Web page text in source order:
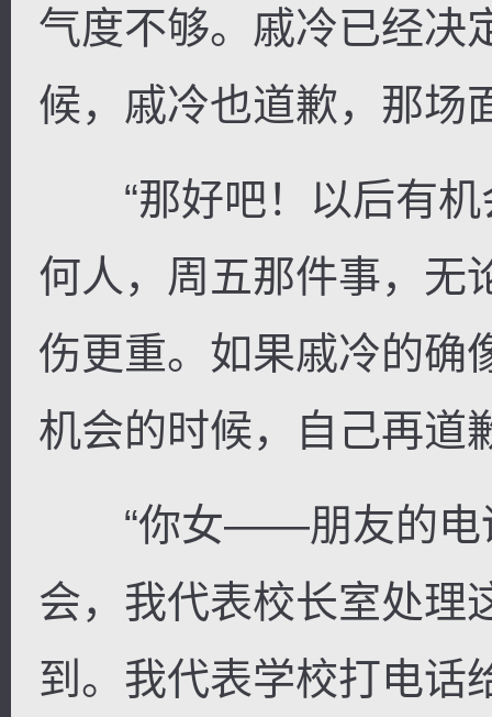
气度不够。戚冷已经决
候，戚冷也道歉，那场
“那好吧！以后有机
何人，周五那件事，无
伤更重。如果戚冷的确
机会的时候，自己再道
“你女——朋友的电话
会，我代表校长室处理
到。我代表学校打电话